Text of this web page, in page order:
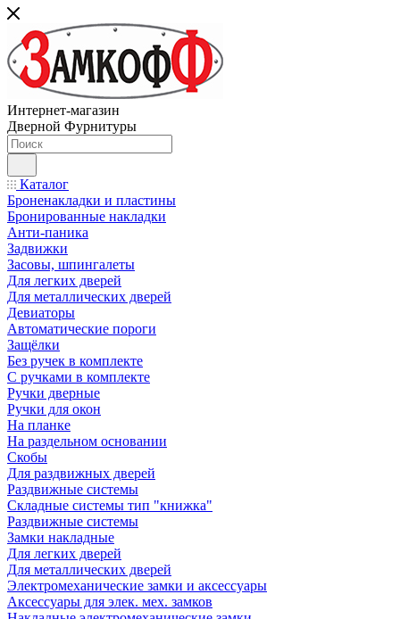
Интернет-магазин
Дверной Фурнитуры
Каталог
Броненакладки и пластины
Бронированные накладки
Анти-паника
Задвижки
Засовы, шпингалеты
Для легких дверей
Для металлических дверей
Девиаторы
Автоматические пороги
Защёлки
Без ручек в комплекте
С ручками в комплекте
Ручки дверные
Ручки для окон
На планке
На раздельном основании
Скобы
Для раздвижных дверей
Раздвижные системы
Складные системы тип "книжка"
Раздвижные системы
Замки накладные
Для легких дверей
Для металлических дверей
Электромеханические замки и аксессуары
Аксессуары для элек. мех. замков